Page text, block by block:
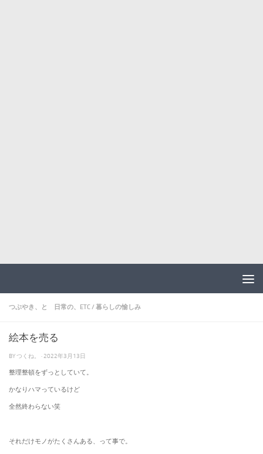
つぶやき、と 日常の、ETC/ 暮らしの愉しみ
絵本を売る
BYつくね。 · 2022年3月13日
整理整頓をずっとしていて。
かなりハマっているけど
全然終わらない笑
それだけモノがたくさんある、って事で。